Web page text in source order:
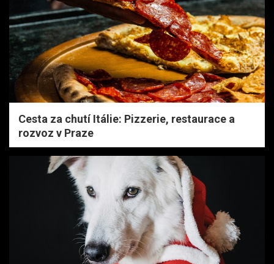
Cesta za chutí Itálie: Pizzerie, restaurace a
rozvoz v Praze